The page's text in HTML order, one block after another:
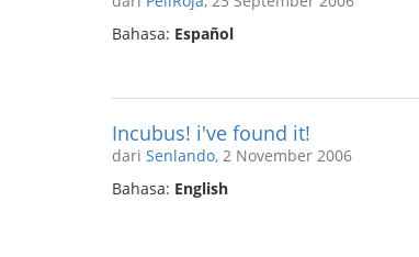
Bahasa: Español
Incubus! i've found it!
dari Senlando, 2 November 2006
Bahasa: English